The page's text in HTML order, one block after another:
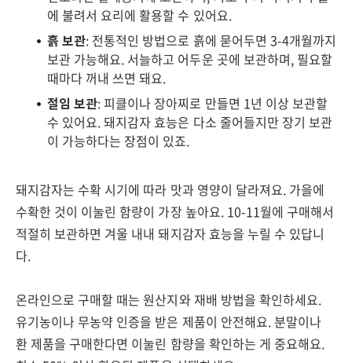
에 불려서 요리에 활용할 수 있어요.
흙 보관: 전통적인 방법으로 흙에 묻어두면 3-4개월까지
보관 가능해요. 서늘하고 어두운 곳에 보관하며, 필요할
때마다 꺼내 쓰면 돼요.
절임 보관: 피클이나 장아찌로 만들면 1년 이상 보관할
수 있어요. 돼지감자 효능은 다소 줄어들지만 장기 보관
이 가능하다는 장점이 있죠.
돼지감자는 수확 시기에 따라 맛과 영양이 달라져요. 가을에
수확한 것이 이눌린 함량이 가장 높아요. 10-11월에 구매해서
적절히 보관하면 겨울 내내 돼지감자 효능을 누릴 수 있답니
다.
온라인으로 구매할 때는 원산지와 재배 방법을 확인하세요.
유기농이나 무농약 인증을 받은 제품이 안전해요. 분말이나
환 제품을 구매한다면 이눌린 함량을 확인하는 게 중요해요.